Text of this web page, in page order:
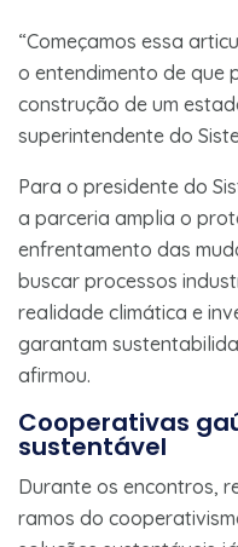
“Começamos essa
o entendimento de que
construção de um
superintendente do
Para o presidente do
a parceria amplia o
enfrentamento das
buscar processos
realidade climática e
garantam
afirmou.
Cooperativas
sustentável
Durante os encontros,
ramos do